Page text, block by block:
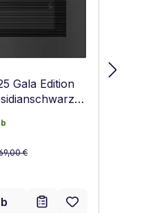
Gala Edition
Preis:
€